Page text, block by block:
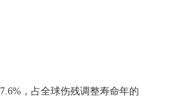
7.6% ，占全球伤残调整寿命年的